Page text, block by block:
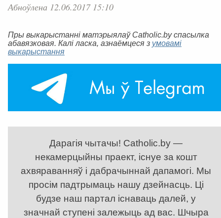
Абноўлена 12.06.2017 15:10
Пры выкарыстанні матэрыялаў Catholic.by спасылка
абавязковая. Калі ласка, азнаёмцеся з умовамі
выкарыстання
Дарагія чытачы! Catholic.by —
некамерцыйны праект, існуе за кошт
ахвяраванняў і дабрачыннай дапамогі. Мы
просім падтрымаць нашу дзейнасць. Ці
будзе наш партал існаваць далей, у
значнай ступені залежыць ад вас. Шчыра